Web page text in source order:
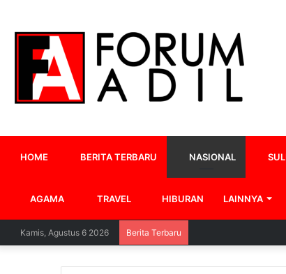
HOME BERITA TERBARU NASIONAL
AGAMA TRAVEL HIBURAN LAINNYA
Kamis, Agustus 6 2026 Berita Terbaru